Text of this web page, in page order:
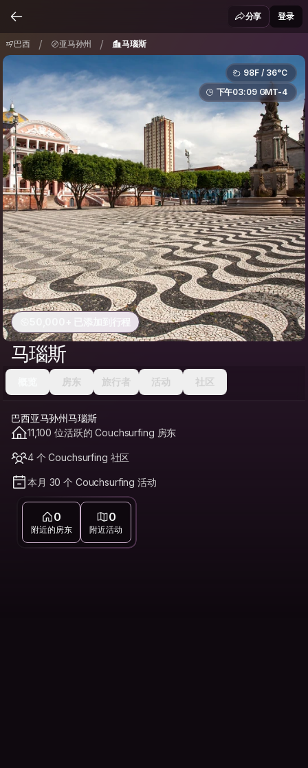
分享 登录
巴西 / 亚马孙州 / 马瑙斯
98F / 36°C
下午03:09 GMT-4
50,000+ 已添加到行程
马瑙斯
房东 旅行者 活动 社区
巴西亚马孙州马瑙斯
11,100 位活跃的 Couchsurfing 房东
4 个 Couchsurfing 社区
本月 30 个 Couchsurfing 活动
0
附近的房东
0
附近活动